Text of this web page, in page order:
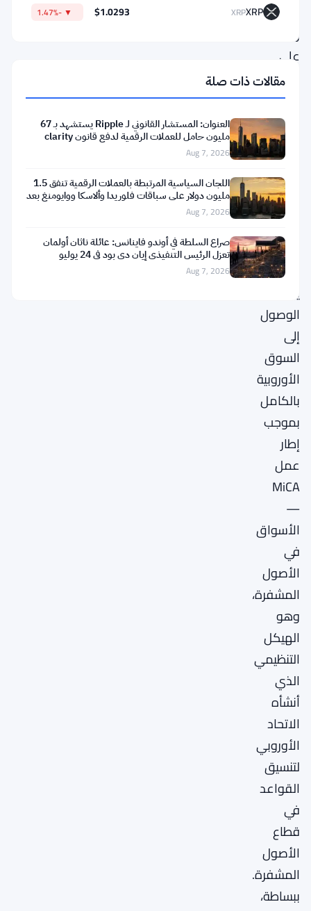
حصلت
ريبل
على
ترخيص
مزدوج
في
لوكسمبورغ.
ليس
بالأمر
البسيط.
المفتاح
الذي
يمنحها
الوصول
إلى
السوق
الأوروبية
بالكامل
بموجب
إطار
عمل
MiCA
—
الأسواق
في
الأصول
المشفرة،
وهو
الهيكل
التنظيمي
الذي
أنشأه
الاتحاد
الأوروبي
لتنسيق
القواعد
في
قطاع
الأصول
المشفرة.
ببساطة،
XRP
XRP
$1.0293
▼ -1.47%
مقالات ذات صلة
العنوان: المستشار القانوني لـ Ripple يستشهد بـ 67
مليون حامل للعملات الرقمية لدفع قانون clarity
Aug 7, 2026
اللجان السياسية المرتبطة بالعملات الرقمية تنفق 1.5
مليون دولار على سباقات فلوريدا وألاسكا ووايومنغ بعد
تعثر
Aug 7, 2026
صراع السلطة في أوندو فاينانس: عائلة ناثان أولمان
تعزل الرئيس التنفيذي إيان دي بود في 24 يوليو
Aug 7, 2026